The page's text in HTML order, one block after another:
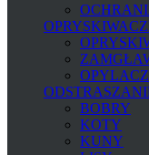
BOBRY
KOTY
KUNY